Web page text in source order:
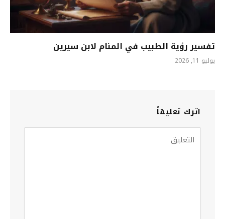
تفسير رؤية الطبيب في المنام لابن سيرين
يوليو 11, 2026
اترك تعليقاً